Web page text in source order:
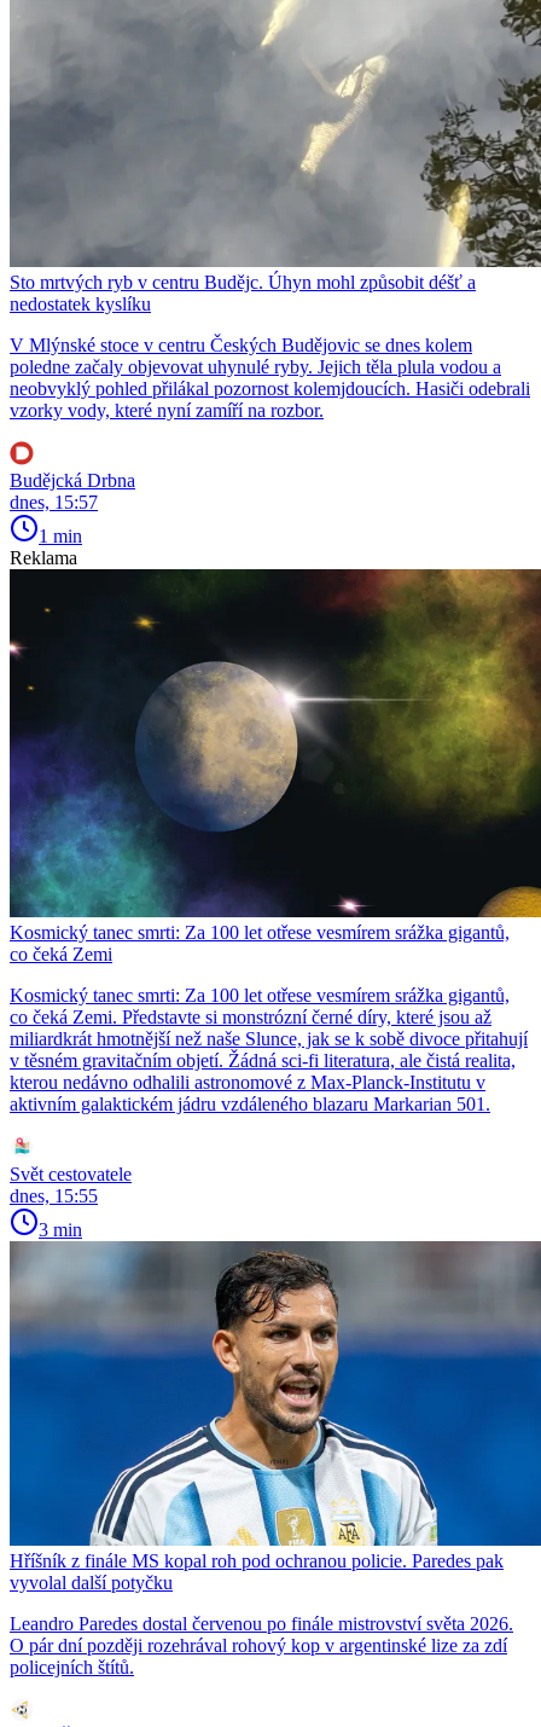
Sto mrtvých ryb v centru Budějc. Úhyn mohl způsobit déšť a
nedostatek kyslíku
V Mlýnské stoce v centru Českých Budějovic se dnes kolem
poledne začaly objevovat uhynulé ryby. Jejich těla plula vodou a
neobvyklý pohled přilákal pozornost kolemjdoucích. Hasiči odebrali
vzorky vody, které nyní zamíří na rozbor.
Budějcká Drbna
dnes, 15:57
1 min
Reklama
Kosmický tanec smrti: Za 100 let otřese vesmírem srážka gigantů,
co čeká Zemi
Kosmický tanec smrti: Za 100 let otřese vesmírem srážka gigantů,
co čeká Zemi. Představte si monstrózní černé díry, které jsou až
miliardkrát hmotnější než naše Slunce, jak se k sobě divoce přitahují
v těsném gravitačním objetí. Žádná sci-fi literatura, ale čistá realita,
kterou nedávno odhalili astronomové z Max-Planck-Institutu v
aktivním galaktickém jádru vzdáleného blazaru Markarian 501.
Svět cestovatele
dnes, 15:55
3 min
Hříšník z finále MS kopal roh pod ochranou policie. Paredes pak
vyvolal další potyčku
Leandro Paredes dostal červenou po finále mistrovství světa 2026.
O pár dní později rozehrával rohový kop v argentinské lize za zdí
policejních štítů.